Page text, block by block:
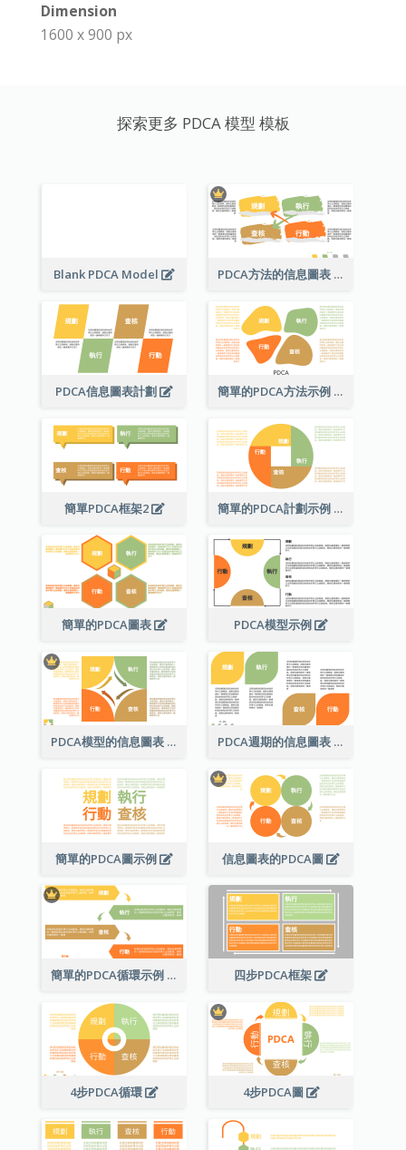
Dimension
1600 x 900 px
探索更多 PDCA 模型 模板
Blank PDCA Model PDCA方法的信息圖表
PDCA信息圖表計劃 簡單的PDCA方法示例
簡單PDCA框架2 簡單的PDCA計劃示例
簡單的PDCA圖表 PDCA模型示例
PDCA模型的信息圖表 PDCA週期的信息圖表
簡單的PDCA圖示例 信息圖表的PDCA圖
簡單的PDCA循環示例 四步PDCA框架
4步PDCA循環 4步PDCA圖